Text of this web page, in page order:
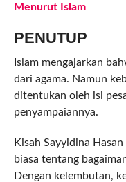
Menurut Islam
PENUTUP
Islam mengajarkan
dari agama. Namun
ditentukan oleh isi
penyampaiannya.
Kisah Sayyidina
biasa tentang
Dengan kelembutan,